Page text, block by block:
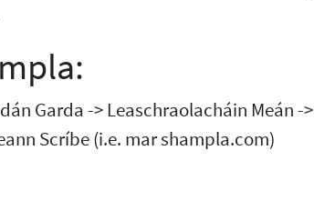
Garda -> Leaschraolacháin Meán ->
Scríbe (i.e. mar shampla.com)